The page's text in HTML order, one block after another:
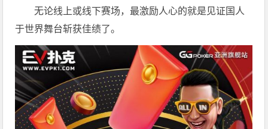
无论线上或线下赛场，最激励人心的就是见证国人
于世界舞台斩获佳绩了。